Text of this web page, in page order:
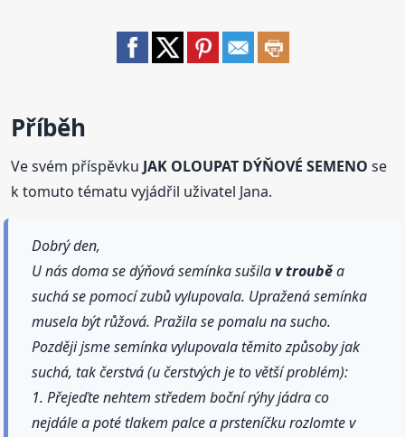
Příběh
Ve svém příspěvku JAK OLOUPAT DÝŇOVÉ SEMENO se
k tomuto tématu vyjádřil uživatel Jana.
Dobrý den,
U nás doma se dýňová semínka sušilav trouběa
suchá se pomocí zubů vylupovala. Upražená semínka
musela být růžová. Pražila se pomalu na sucho.
Později jsme semínka vylupovala těmito způsoby jak
suchá, tak čerstvá (u čerstvých je to větší problém):
1. Přejeďte nehtem středem boční rýhy jádra co
nejdále a poté tlakem palce a prsteníčku rozlomte v